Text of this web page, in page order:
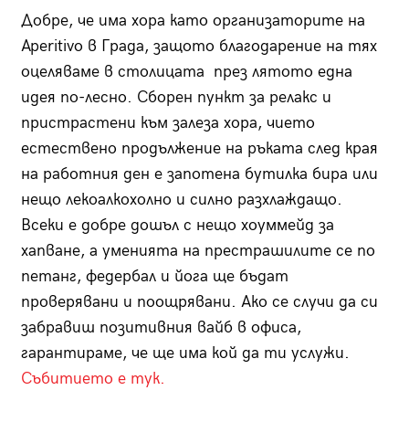
Добре, че има хора като организаторите на
Aperitivo в Града, защото благодарение на тях
оцеляваме в столицата през лятото една
идея по-лесно. Сборен пункт за релакс и
пристрастени към залеза хора, чието
естествено продължение на ръката след края
на работния ден е запотена бутилка бира или
нещо лекоалкохолно и силно разхлаждащо.
Всеки е добре дошъл с нещо хоуммейд за
хапване, а уменията на престрашилите се по
петанг, федербал и йога ще бъдат
проверявани и поощрявани. Ако се случи да си
забравиш позитивния вайб в офиса,
гарантираме, че ще има кой да ти услужи.
Събитието е тук.